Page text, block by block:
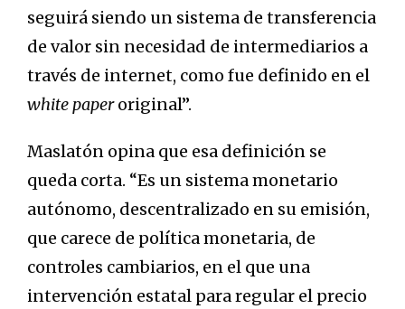
seguirá siendo un sistema de transferencia
de valor sin necesidad de intermediarios a
través de internet, como fue definido en el
white paperoriginal”.
Maslatón opina que esa definición se
queda corta. “Es un sistema monetario
autónomo, descentralizado en su emisión,
que carece de política monetaria, de
controles cambiarios, en el que una
intervención estatal para regular el precio